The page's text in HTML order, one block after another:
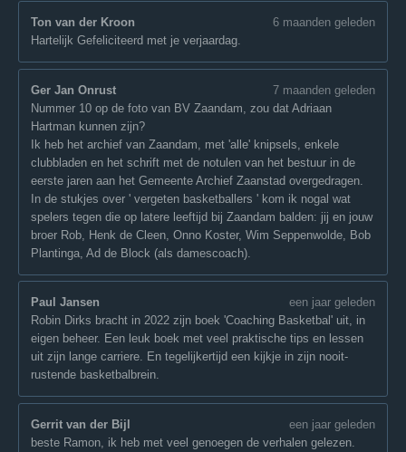
Ton van der Kroon
6 maanden geleden
Hartelijk Gefeliciteerd met je verjaardag.
Ger Jan Onrust
7 maanden geleden
Nummer 10 op de foto van BV Zaandam, zou dat Adriaan
Hartman kunnen zijn?
Ik heb het archief van Zaandam, met 'alle' knipsels, enkele
clubbladen en het schrift met de notulen van het bestuur in de
eerste jaren aan het Gemeente Archief Zaanstad overgedragen.
In de stukjes over ' vergeten basketballers ' kom ik nogal wat
spelers tegen die op latere leeftijd bij Zaandam balden: jij en jouw
broer Rob, Henk de Cleen, Onno Koster, Wim Seppenwolde, Bob
Plantinga, Ad de Block (als damescoach).
Paul Jansen
een jaar geleden
Robin Dirks bracht in 2022 zijn boek 'Coaching Basketbal' uit, in
eigen beheer. Een leuk boek met veel praktische tips en lessen
uit zijn lange carriere. En tegelijkertijd een kijkje in zijn nooit-
rustende basketbalbrein.
Gerrit van der Bijl
een jaar geleden
beste Ramon, ik heb met veel genoegen de verhalen gelezen.